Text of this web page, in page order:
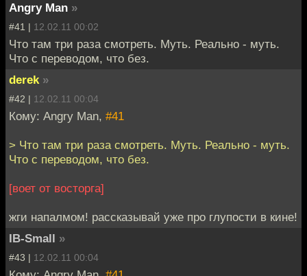
Angry Man »
#41 | 12.02.11 00:02
Что там три раза смотреть. Муть. Реально - муть.
Что с переводом, что без.
derek »
#42 | 12.02.11 00:04
Кому: Angry Man, #41
> Что там три раза смотреть. Муть. Реально - муть.
Что с переводом, что без.
[воет от восторга]
жги напалмом! рассказывай уже про глупости в кине!
IB-Small »
#43 | 12.02.11 00:04